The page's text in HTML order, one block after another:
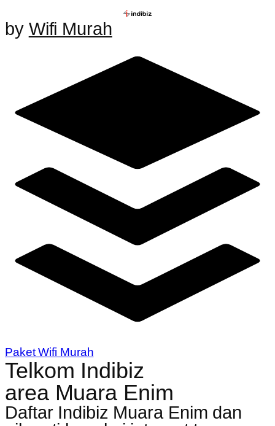
by Wifi Murah
Paket Wifi Murah
Telkom Indibiz
area Muara Enim
Daftar Indibiz Muara Enim dan